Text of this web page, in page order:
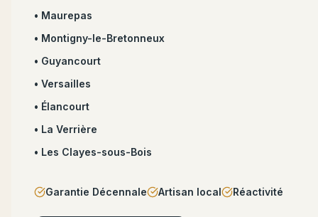
• Maurepas
• Montigny-le-Bretonneux
• Guyancourt
• Versailles
• Élancourt
• La Verrière
• Les Clayes-sous-Bois
Garantie Décennale Artisan local Réactivité